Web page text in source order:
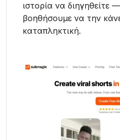
ιστορία να διηγηθείτε
βοηθήσουμε να την
καταπληκτική.